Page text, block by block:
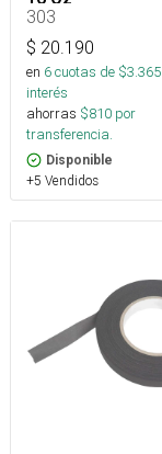
303
$ 20.190
en 6cuotas de $3.365
interés
ahorras $810 por
transferencia.
Disponible
+5 Vendidos